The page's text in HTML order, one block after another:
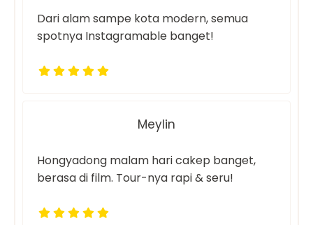
Dari alam sampe kota modern, semua
spotnya Instagramable banget!
Meylin
Hongyadong malam hari cakep banget,
berasa di film. Tour-nya rapi & seru!